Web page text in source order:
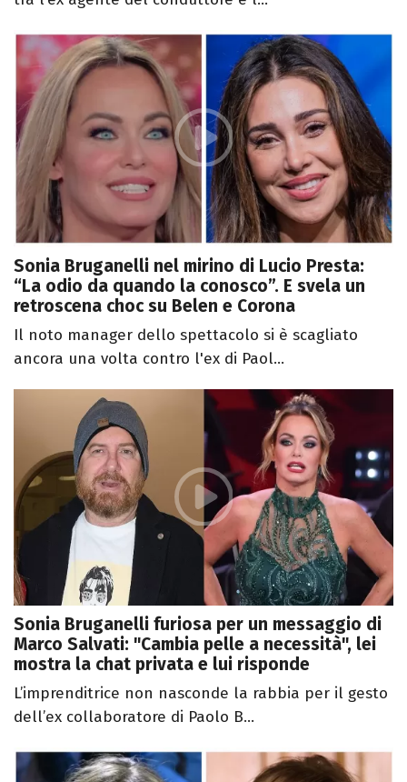
Sonia Bruganelli nel mirino di Lucio Presta:
“La odio da quando la conosco”. E svela un
retroscena choc su Belen e Corona
Il noto manager dello spettacolo si è scagliato
ancora una volta contro l'ex di Paol...
Sonia Bruganelli furiosa per un messaggio di
Marco Salvati: "Cambia pelle a necessità", lei
mostra la chat privata e lui risponde
L’imprenditrice non nasconde la rabbia per il gesto
dell’ex collaboratore di Paolo B...